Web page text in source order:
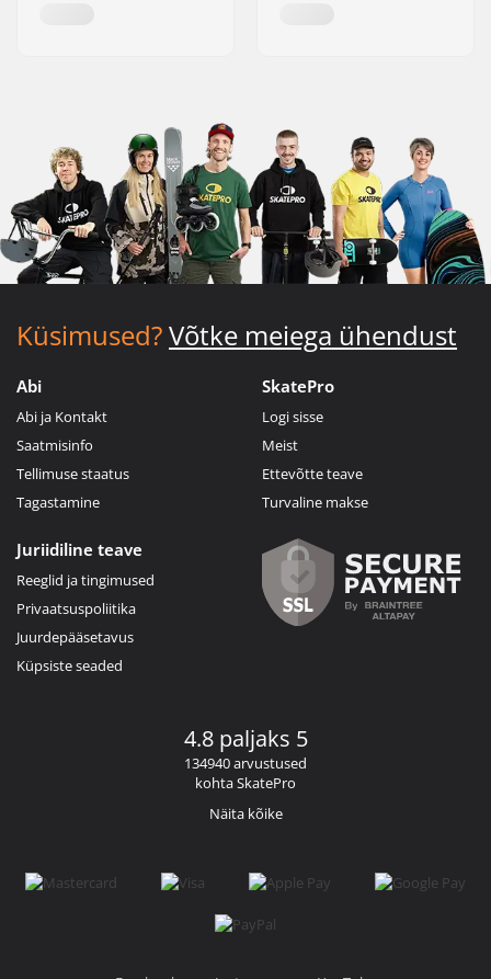
Küsimused?Võtke meiega ühendust
Abi
Abi ja Kontakt
Saatmisinfo
Tellimuse staatus
Tagastamine
SkatePro
Logi sisse
Meist
Ettevõtte teave
Turvaline makse
Juriidiline teave
Reeglid ja tingimused
Privaatsuspoliitika
Juurdepääsetavus
Küpsiste seaded
4.8 paljaks 5
134940 arvustused
kohta SkatePro
Näita kõike